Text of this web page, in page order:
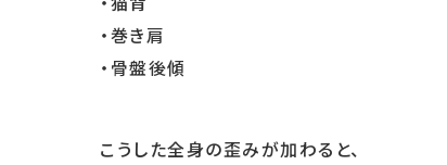
・巻き肩
・骨盤後傾
こうした全身の歪みが加わると、